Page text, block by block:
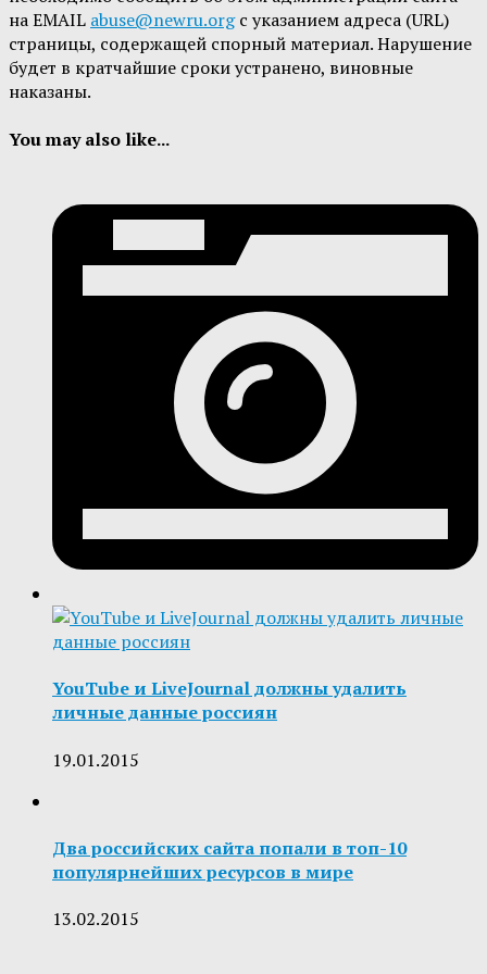
на EMAIL abuse@newru.orgс указанием адреса (URL)
страницы, содержащей спорный материал. Нарушение
будет в кратчайшие сроки устранено, виновные
наказаны.
You may also like...
YouTube и LiveJournal должны удалить
личные данные россиян
19.01.2015
Два российских сайта попали в топ-10
популярнейших ресурсов в мире
13.02.2015